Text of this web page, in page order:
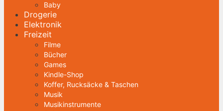
Baby
Drogerie
Elektronik
Freizeit
Filme
Bücher
Games
Kindle-Shop
Koffer, Rucksäcke & Taschen
Musik
Musikinstrumente